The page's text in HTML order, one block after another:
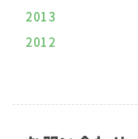
2013
2012